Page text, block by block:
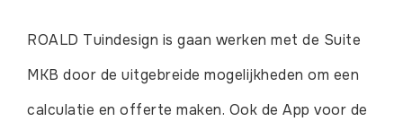
ROALD Tuindesign is gaan werken met de Suite
MKB door de uitgebreide mogelijkheden om een
calculatie en offerte maken. Ook de App voor de